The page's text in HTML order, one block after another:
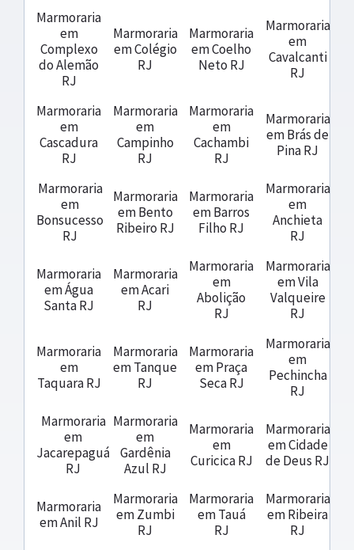
Marmoraria
em
Complexo
do Alemão
RJ
Marmoraria
em Colégio
RJ
Marmoraria
em Coelho
Neto RJ
Marmoraria
em
Cavalcanti
RJ
Marmoraria
em
Cascadura
RJ
Marmoraria
em
Campinho
RJ
Marmoraria
em
Cachambi
RJ
Marmoraria
em Brás de
Pina RJ
Marmoraria
em
Bonsucesso
RJ
Marmoraria
em Bento
Ribeiro RJ
Marmoraria
em Barros
Filho RJ
Marmoraria
em
Anchieta
RJ
Marmoraria
em Água
Santa RJ
Marmoraria
em Acari
RJ
Marmoraria
em
Abolição
RJ
Marmoraria
em Vila
Valqueire
RJ
Marmoraria
em
Taquara RJ
Marmoraria
em Tanque
RJ
Marmoraria
em Praça
Seca RJ
Marmoraria
em
Pechincha
RJ
Marmoraria
em
Jacarepaguá
RJ
Marmoraria
em
Gardênia
Azul RJ
Marmoraria
em
Curicica RJ
Marmoraria
em Cidade
de Deus RJ
Marmoraria
em Anil RJ
Marmoraria
em Zumbi
RJ
Marmoraria
em Tauá
RJ
Marmoraria
em Ribeira
RJ